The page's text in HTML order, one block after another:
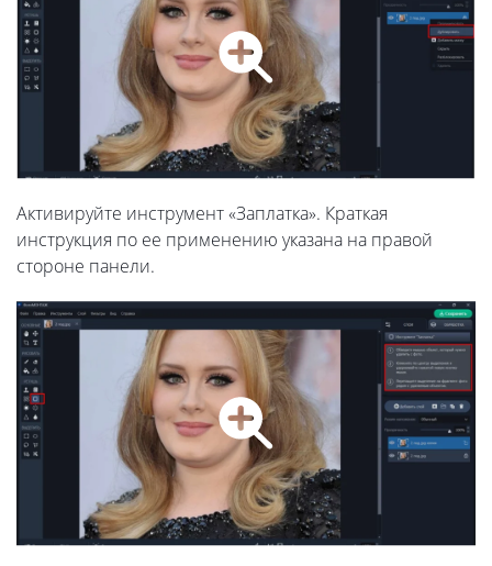
Активируйте инструмент «Заплатка». Краткая
инструкция по ее применению указана на правой
стороне панели.